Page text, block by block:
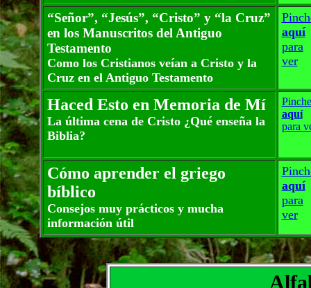
“Señor”, “Jesús”, “Cristo” y “la Cruz”
en los Manuscritos del Antiguo
Testamento
Como los Cristianos veían a Cristo y la
Cruz en el Antiguo Testamento
aquí
para
ver
Haced Esto en Memoria de Mí
La última cena de Cristo ¿Qué enseña la
Biblia?
Pinche
aquí
para
Cómo aprender el griego
bíblico
Consejos muy prácticos y mucha
información útil
aquí
para
ver